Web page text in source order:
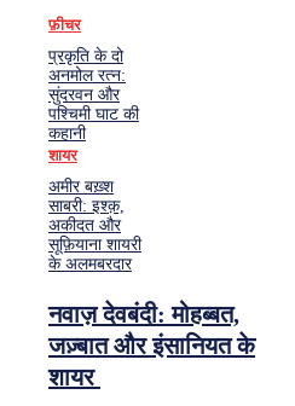
फ़ीचर
प्रकृति के दो
अनमोल रत्न:
सुंदरवन और
पश्चिमी घाट की
कहानी
शायर
अमीर बख़्श
साबरी: इश्क़,
अकीदत और
सूफ़ियाना शायरी
के अलमबरदार
नवाज़ देवबंदी: मोहब्बत,
जज़्बात और इंसानियत के
शायर